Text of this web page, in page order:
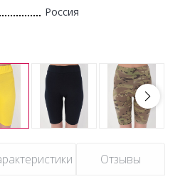
Россия
Отзывы